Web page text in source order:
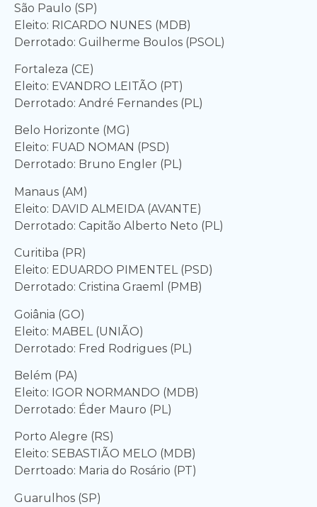
São Paulo (SP)
Eleito: RICARDO NUNES (MDB)
Derrotado: Guilherme Boulos (PSOL)
Fortaleza (CE)
Eleito: EVANDRO LEITÃO (PT)
Derrotado: André Fernandes (PL)
Belo Horizonte (MG)
Eleito: FUAD NOMAN (PSD)
Derrotado: Bruno Engler (PL)
Manaus (AM)
Eleito: DAVID ALMEIDA (AVANTE)
Derrotado: Capitão Alberto Neto (PL)
Curitiba (PR)
Eleito: EDUARDO PIMENTEL (PSD)
Derrotado: Cristina Graeml (PMB)
Goiânia (GO)
Eleito: MABEL (UNIÃO)
Derrotado: Fred Rodrigues (PL)
Belém (PA)
Eleito: IGOR NORMANDO (MDB)
Derrotado: Éder Mauro (PL)
Porto Alegre (RS)
Eleito: SEBASTIÃO MELO (MDB)
Derrtoado: Maria do Rosário (PT)
Guarulhos (SP)